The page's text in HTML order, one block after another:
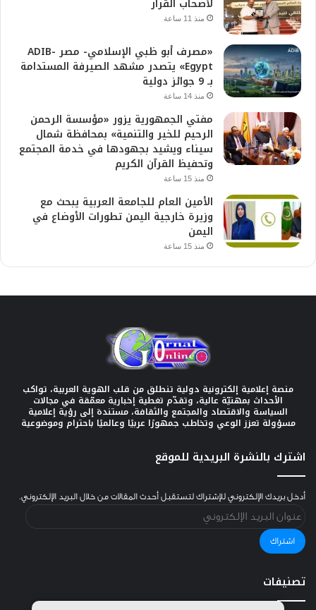
لأصحاب القرار
منذ 11 ساعة
«مصرف أبو ظبي الإسلامي- مصر ADIB-
Egypt» يتصدر مشهد الصيرفة المستدامة
بـ 9 جوائز دولية
منذ 14 ساعة
مفتي الجمهورية يزور «مؤسسة الرحمن
الرحيم للخير والتنمية» بمحافظة شمال
سيناء ويشيد بجهودها في خدمة المجتمع
وتحفيظ القرآن الكريم
منذ 15 ساعة
الأمين العام للجامعة العربية يبحث مع
وزيرة خارجية اليمن تطورات الأوضاع في
اليمن
منذ 15 ساعة
منصة إعلامية إلكترونية دولية تنطلق من قلب الهوية العربية، تواكب
الأحداث بمهنيّة عالية، وتقدّم تغطية إخبارية معمّقة في مجالات
السياسة والاقتصاد والمجتمع والثقافة، مستندة إلى رؤية إعلامية
مسؤولة تعزز الوعي وتخاطب جمهورًا عربيًا وعالميًا باحترام وموضوعية
اشترك بالنشرة البريدية للموقع
أدخل بريدك الإلكتروني للإشتراك لتستقبل أحدث المقالات من خلال البريد الإلكتروني.
الإلكتروني
اشتراك
تصنيفات